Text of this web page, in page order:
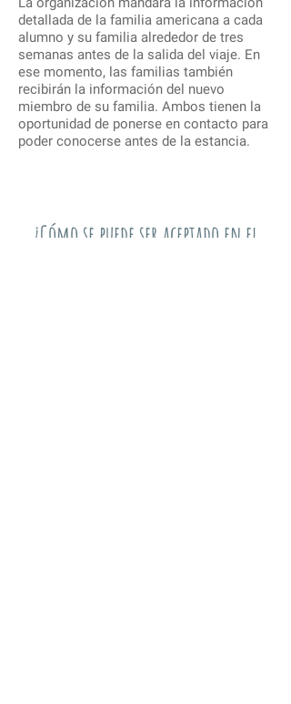
¿Cómo se puede ser aceptado en el
detallada de la familia americana a cada
alumno y su familia alrededor de tres
semanas antes de la salida del viaje. En
ese momento, las familias también
recibirán la información del nuevo
miembro de su familia. Ambos tienen la
oportunidad de ponerse en contacto para
poder conocerse antes de la estancia.